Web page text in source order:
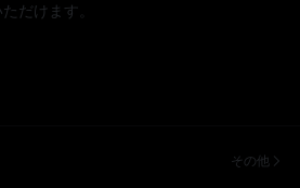
だけます。
その他